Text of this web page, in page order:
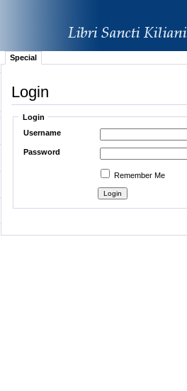
Special
Login
Login
Username
Password
Remember Me